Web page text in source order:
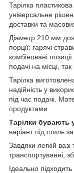
Тарілка
універсальне
доставки та
Діаметр 210 мм
порції: гарячі
комбіновані
подачі на місці,
Тарілка
надійність у
під час подачі.
продуктами.
Тарілки бувають
варіант під стиль
Завдяки легкій
транспортуванні,
Ідеально